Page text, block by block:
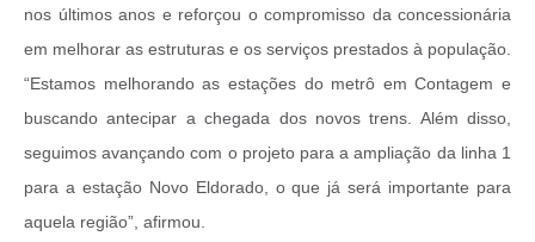
nos últimos anos e reforçou o compromisso da concessionária
em melhorar as estruturas e os serviços prestados à população.
“Estamos melhorando as estações do metrô em Contagem e
buscando antecipar a chegada dos novos trens. Além disso,
seguimos avançando com o projeto para a ampliação da linha 1
para a estação Novo Eldorado, o que já será importante para
aquela região”, afirmou.